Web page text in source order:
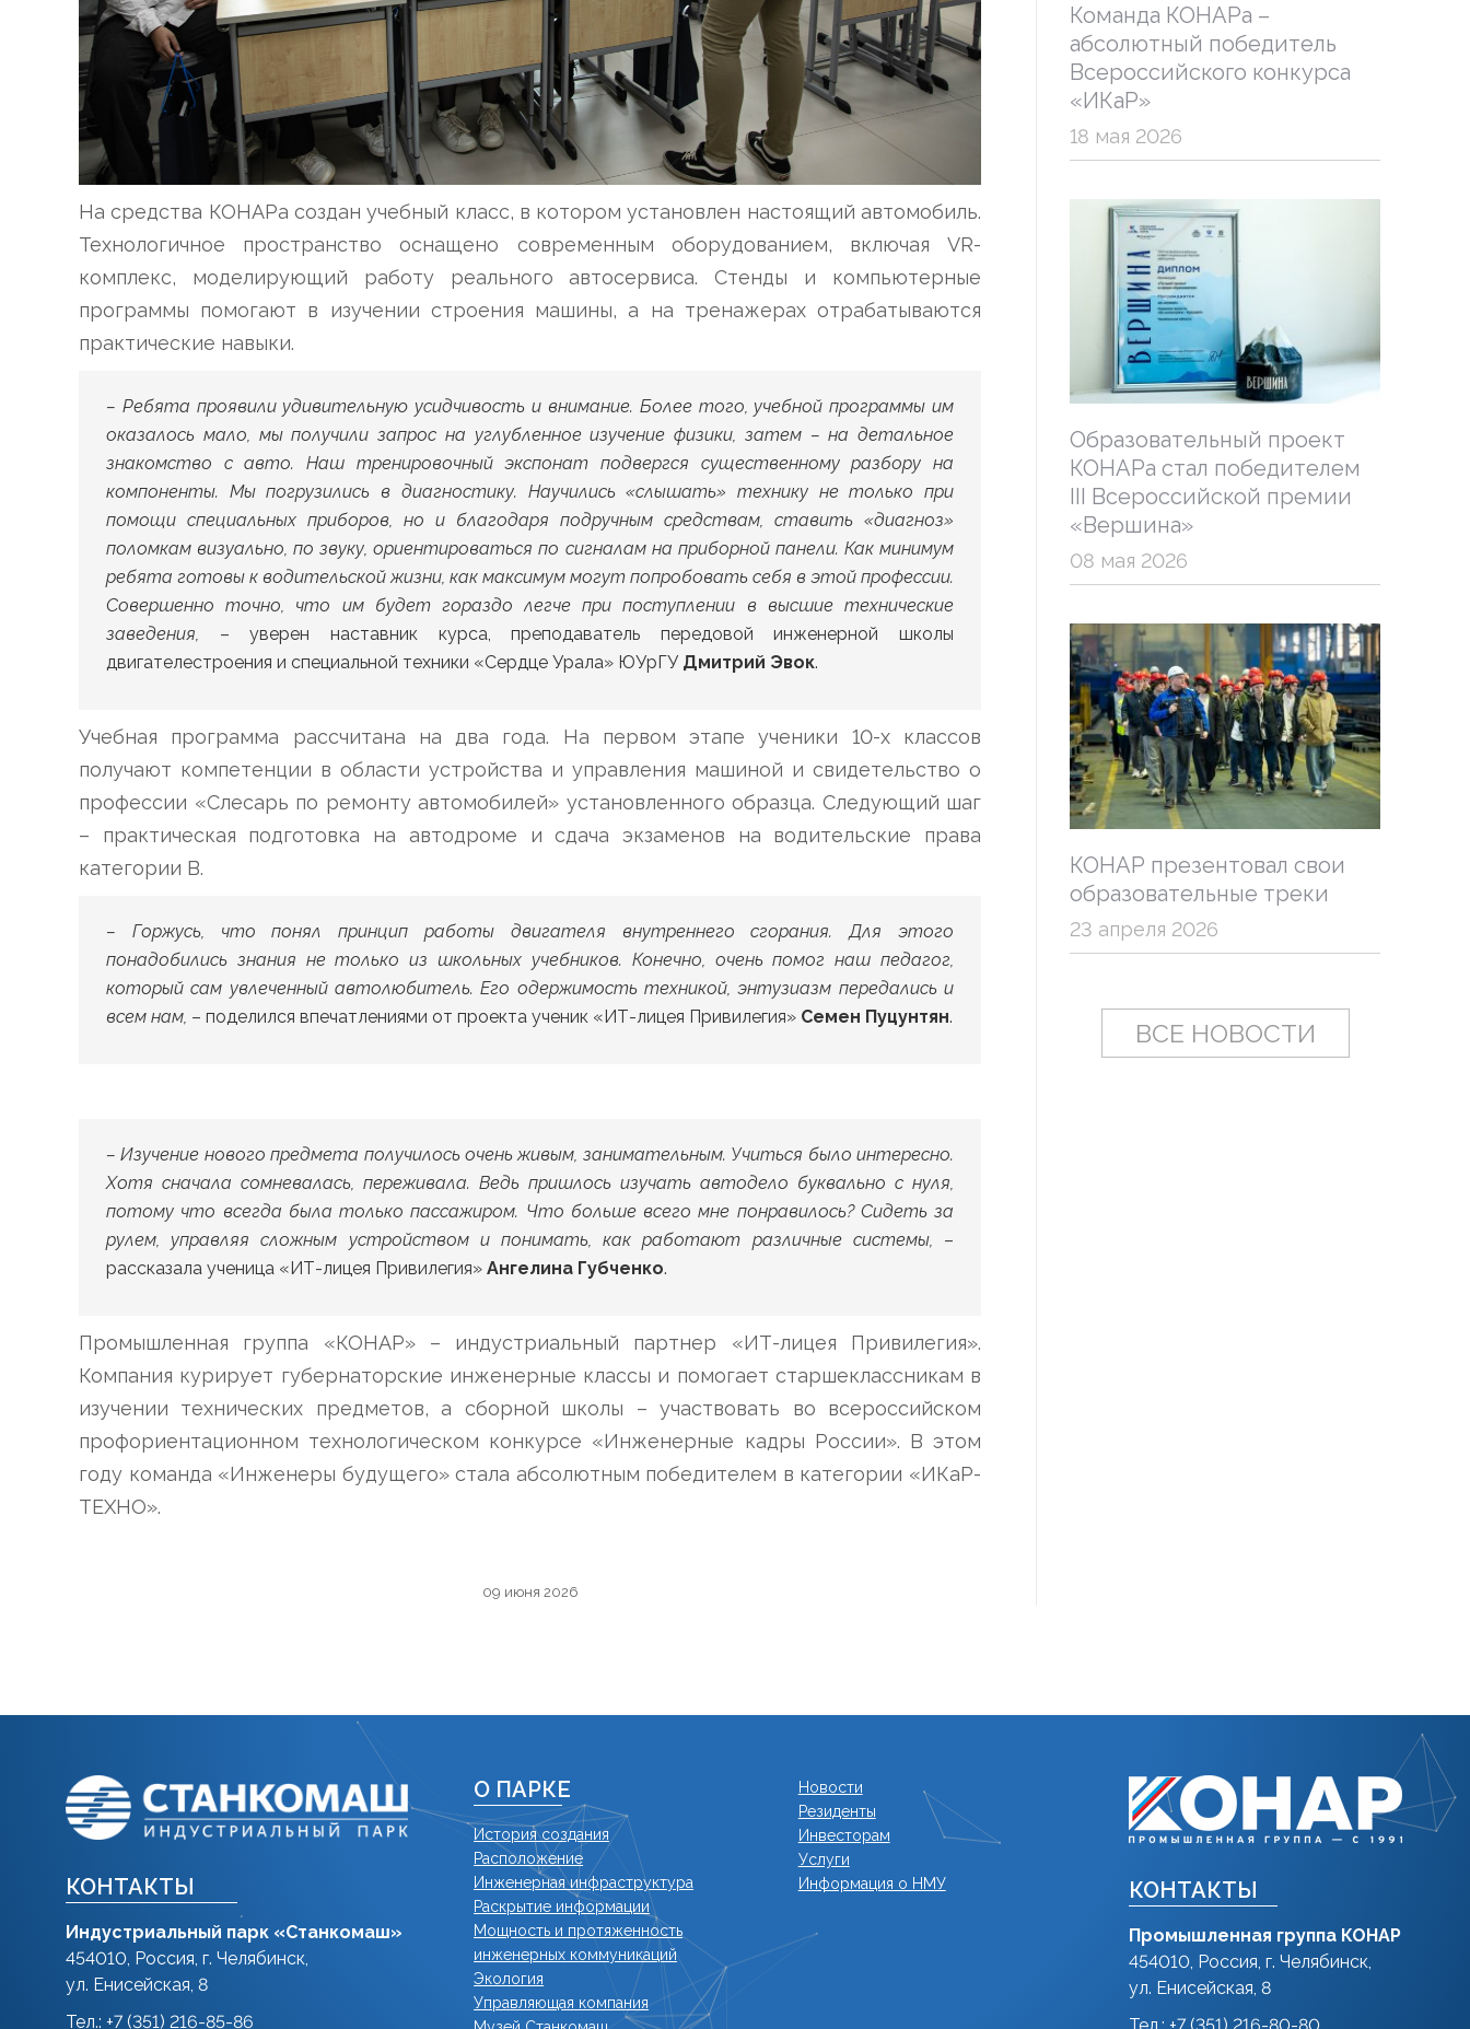
На средства КОНАРа создан учебный класс, в котором установлен настоящий автомобиль.
Технологичное пространство оснащено современным оборудованием, включая VR-
комплекс, моделирующий работу реального автосервиса. Стенды и компьютерные
программы помогают в изучении строения машины, а на тренажерах отрабатываются
практические навыки.
– Ребята проявили удивительную усидчивость и внимание. Более того, учебной программы им
оказалось мало, мы получили запрос на углубленное изучение физики, затем – на детальное
знакомство с авто. Наш тренировочный экспонат подвергся существенному разбору на
компоненты. Мы погрузились в диагностику. Научились «слышать» технику не только при
помощи специальных приборов, но и благодаря подручным средствам, ставить «диагноз»
поломкам визуально, по звуку, ориентироваться по сигналам на приборной панели. Как минимум
ребята готовы к водительской жизни, как максимум могут попробовать себя в этой профессии.
Совершенно точно, что им будет гораздо легче при поступлении в высшие технические
заведения,
– уверен наставник курса, преподаватель передовой инженерной школы
двигателестроения и специальной техники «Сердце Урала» ЮУрГУ Дмитрий Эвок.
Учебная программа рассчитана на два года. На первом этапе ученики 10-х классов
получают компетенции в области устройства и управления машиной и свидетельство о
профессии «Слесарь по ремонту автомобилей» установленного образца. Следующий шаг
– практическая подготовка на автодроме и сдача экзаменов на водительские права
категории В.
– Горжусь, что понял принцип работы двигателя внутреннего сгорания. Для этого
понадобились знания не только из школьных учебников. Конечно, очень помог наш педагог,
который сам увлеченный автолюбитель. Его одержимость техникой, энтузиазм передались и
всем нам, – поделился впечатлениями от проекта ученик «ИТ-лицея Привилегия» Семен Пуцунтян.
– Изучение нового предмета получилось очень живым, занимательным. Учиться было интересно.
Хотя сначала сомневалась, переживала. Ведь пришлось изучать автодело буквально с нуля,
потому что всегда была только пассажиром. Что больше всего мне понравилось? Сидеть за
рулем, управляя сложным устройством и понимать, как работают различные системы,
–
рассказала ученица «ИТ-лицея Привилегия» Ангелина Губченко.
Промышленная группа «КОНАР» – индустриальный партнер «ИТ-лицея Привилегия».
Компания курирует губернаторские инженерные классы и помогает старшеклассникам в
изучении технических предметов, а сборной школы – участвовать во всероссийском
профориентационном технологическом конкурсе «Инженерные кадры России». В этом
году команда «Инженеры будущего» стала абсолютным победителем в категории «ИКаР-
ТЕХНО».
09 июня 2026
Команда КОНАРа –
абсолютный победитель
Всероссийского конкурса
«ИКаР»
18 мая 2026
Образовательный проект
КОНАРа стал победителем
III Всероссийской премии
«Вершина»
08 мая 2026
КОНАР презентовал свои
образовательные треки
23 апреля 2026
ВСЕ НОВОСТИ
КОНТАКТЫ
Индустриальный парк «Станкомаш»
454010, Россия, г. Челябинск,
ул. Енисейская, 8
Тел.: +7 (351) 216-85-86
О ПАРКЕ
История создания
Расположение
Инженерная инфраструктура
Раскрытие информации
Мощность и протяженность
инженерных коммуникаций
Экология
Управляющая компания
Новости
Резиденты
Инвесторам
Услуги
Информация о НМУ
КОНТАКТЫ
Промышленная группа КОНАР
454010, Россия, г. Челябинск,
ул. Енисейская, 8
Тел.: +7 (351) 216-80-80